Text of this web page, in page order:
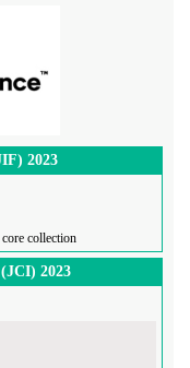
2023
collection
2023